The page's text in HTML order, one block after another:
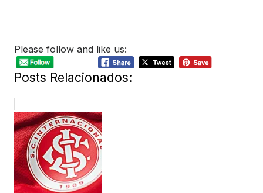
Please follow and like us:
Posts Relacionados: